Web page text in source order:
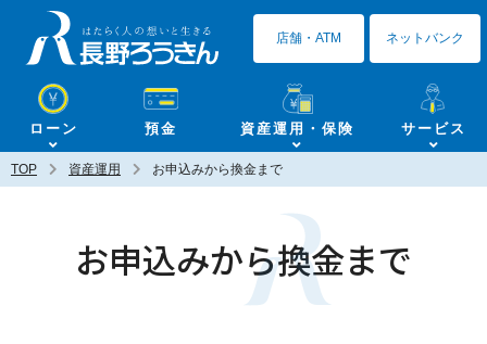
ローン 預金 資産運用・保険 サービス
店舗・ATM ネットバンク
TOP 資産運用 お申込みから換金まで
お申込みから換金まで